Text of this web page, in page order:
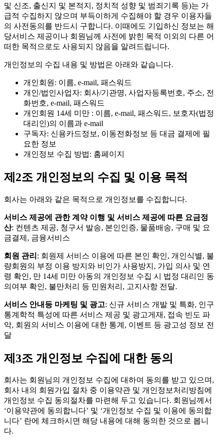
및 신조, 출신지 및 본적지, 정치적 성향 및 범죄기록 등)는 가
급적 수집하지 않으며 부득이하게 수집해야 할 경우 이용자들
의 사전동의를 반드시 구합니다. 이때에도 기입하신 정보는 해
당서비스 제공이나 회원님께 사전에 밝힌 목적 이외의 다른 어
떠한 목적으로도 사용되지 않음을 알려드립니다.
개인정보의 수집 내용 및 방법은 아래와 같습니다.
개인회원: 이름, e-mail, 패스워드
개인/법인사업자: 회사/기관명, 사업자등록번호, 주소, 전
화번호, e-mail, 패스워드
개인회원 14세 미만 : 이름, e-mail, 패스워드, 보호자(법정
대리인)의 이름과 e-mail
구독자: 신용카드정보, 이동전화정보 등 대금 결제에 필
요한 정보
개인정보 수집 방법: 홈페이지
제2조 개인정보의 수집 및 이용 목적
회사는 아래와 같은 목적으로 개인정보를 수집합니다.
서비스 제공에 관한 계약 이행 및 서비스 제공에 따른 요금정
산: 컨텐츠 제공, 청구서 발송, 본인인증, 물품배송, 구매 및 요
금결제, 금융서비스
회원 관리 : 회원제 서비스 이용에 따른 본인 확인, 개인식별, 불
량회원의 부정 이용 방지와 비인가 사용방지, 가입 의사 및 연
령 확인, 만 14세 미만 아동의 개인정보 수집 시 법정 대리인 동
의여부 확인, 불만처리 등 민원처리, 고지사항 전달.
서비스 안내등 마케팅 및 광고: 신규 서비스 개발 및 특화, 인구
통계학적 특성에 따른 서비스 제공 및 광고게재, 접속 빈도 파
악, 회원의 서비스 이용에 대한 통계, 이벤트 등 광고성 정보 전
달
제3조 개인정보 수집에 대한 동의
회사는 회원님의 개인정보 수집에 대하여 동의를 받고 있으며,
회사 내의 회원가입 절차 중 이용약관 및 개인정보처리방침에
개인정보 수집 동의절차를 마련해 두고 있습니다. 회원님께서
‘이용약관에 동의합니다’ 및 ‘개인정보 수집 및 이용에 동의합
니다’ 란에 체크하시면 해당 내용에 대해 동의한 것으로 봅니
다.